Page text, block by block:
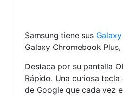
Samsung tiene sus
Galaxy Chromebook
Destaca por su pantalla
Rápido. Una curiosa
de Google que cada vez